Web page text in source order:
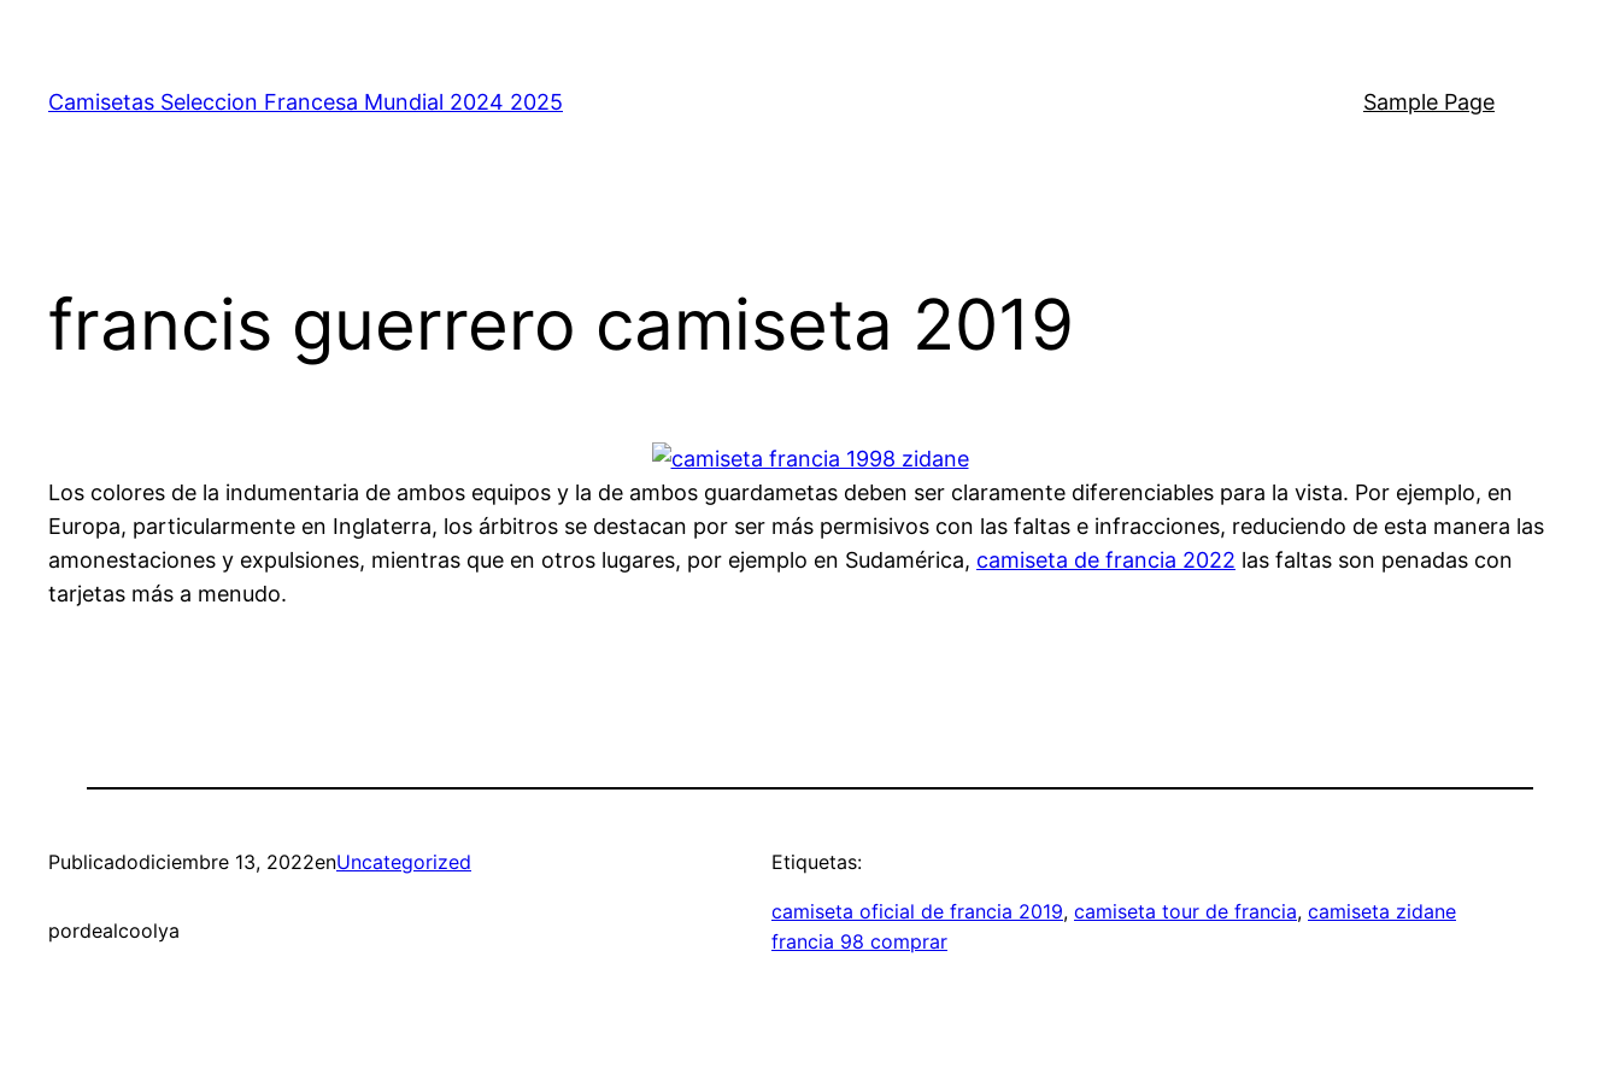
contenido
Camisetas Seleccion Francesa Mundial 2024 2025 Sample Page
francis guerrero camiseta 2019
Los colores de la indumentaria de ambos equipos y la de ambos guardametas deben ser claramente diferenciables para la vista. Por ejemplo, en
Europa, particularmente en Inglaterra, los árbitros se destacan por ser más permisivos con las faltas e infracciones, reduciendo de esta manera las
amonestaciones y expulsiones, mientras que en otros lugares, por ejemplo en Sudamérica, camiseta de francia 2022 las faltas son penadas con
tarjetas más a menudo.
Publicadodiciembre 13, 2022enUncategorized
pordealcoolya
Etiquetas:
camiseta oficial de francia 2019, camiseta tour de francia, camiseta zidane
francia 98 comprar